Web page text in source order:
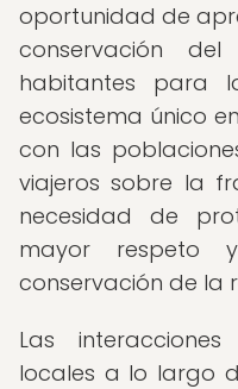
oportunidad de
conservación
habitantes para
ecosistema único
con las
viajeros sobre la
necesidad de
mayor respeto
conservación de la
Las
locales a lo largo